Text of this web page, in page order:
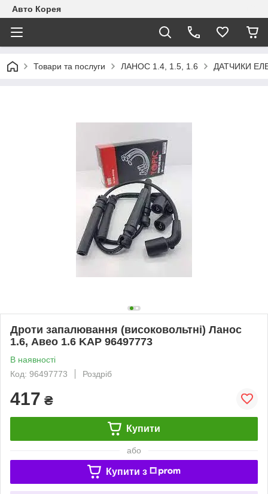
Авто Корея
Товари та послуги ЛАНОС 1.4, 1.5, 1.6 ДАТЧИКИ
Дроти запалювання (високовольтні) Ланос
1.6, Авео 1.6 KAP 96497773
В наявності
Код: 96497773
Роздріб
417 ₴
Купити
або
Купити з